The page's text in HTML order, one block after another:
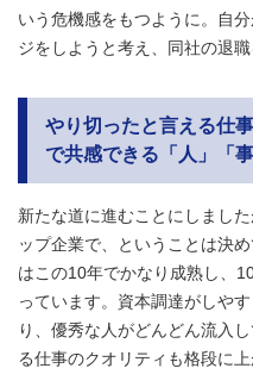
いう危機感をもつように。自
ジをしようと考え、同社の退職
やり切ったと言える仕
で共感できる「人」「
新たな道に進むことにしまし
ップ企業で、ということは決
はこの10年でかなり成熟し、
っています。資本調達がしや
り、優秀な人がどんどん流入
る仕事のクオリティも格段に上